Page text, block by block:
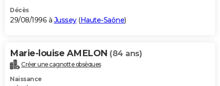
Décès
29/08/1996 à Jussey(Haute-Saône)
Marie-louise AMELON (84 ans)
Créer une cagnotte obsèques
Naissance